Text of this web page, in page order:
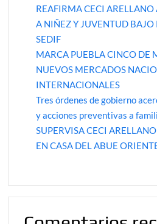
REAFIRMA CECI
A NIÑEZ Y JUVENTUD BAJO
SEDIF
MARCA PUEBLA CINCO DE
NUEVOS MERCADOS
INTERNACIONALES
Tres órdenes de gobierno
y acciones preventivas a
SUPERVISA CECI
EN CASA DEL ABUE